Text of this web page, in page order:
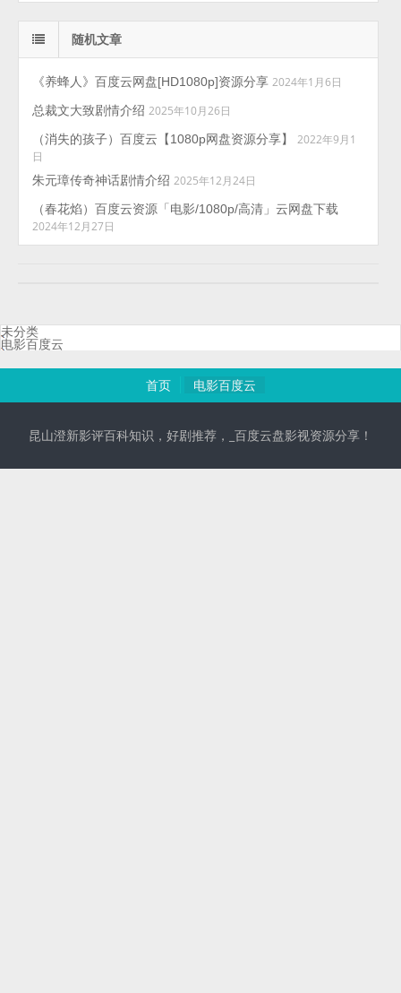
随机文章
《养蜂人》百度云网盘[HD1080p]资源分享 2024年1月6日
总裁文大致剧情介绍 2025年10月26日
（消失的孩子）百度云【1080p网盘资源分享】
2022年9月1
日
朱元璋传奇神话剧情介绍 2025年12月24日
（春花焰）百度云资源「电影/1080p/高清」云网盘下载
2024年12月27日
未分类
电影百度云
首页 电影百度云
昆山澄新影评百科知识，好剧推荐，_百度云盘影视资源分享！